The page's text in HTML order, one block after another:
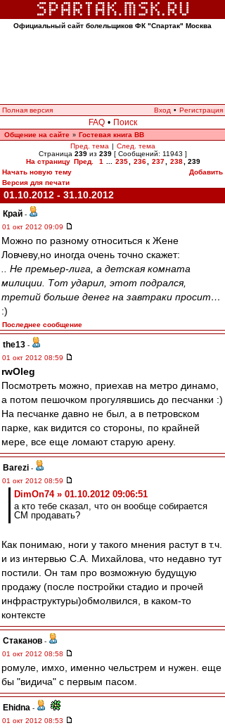
Официальный сайт болельщиков ФК "Спартак" Москва
Полная версия Вход • Регистрация
FAQ • Поиск
Общение на сайте » Гостевая книга ВВ
Пред. тема | След. тема
Страница 239из 239[ Сообщений: 11943 ]
На страницу Пред. 1 235 236 237 238
239
Начать новую тему
Добавить
Версия для печати
01.10.2012 - 31.10.2012
Край -
01 окт 2012 09:09
Можно по разному относиться к Жене
Ловчеву,но иногда очень точно скажет:
.. Не премьер-лига, а детская комната
милиции. Тот ударил, этот подрался,
третий больше денег на завтраки просит…
:)
Последнее сообщение
the13 -
01 окт 2012 08:59
rwOleg
Посмотреть можно, приехав на метро динамо,
а потом пешочком прогулявшись до песчанки :)
На песчанке давно не был, а в петровском
парке, как видится со стороны, по крайней
мере, все еще ломают старую арену.
Barezi -
01 окт 2012 08:59
DimOn74 » 01.10.2012 09:06:51
а кто тебе сказал, что он вообще собирается
СМ продавать?
Как понимаю, ноги у такого мнения растут в т.ч.
и из интервью С.А. Михайлова, что недавно тут
постили. Он там про возможную будущую
продажу (после постройки стадио и прочей
инфраструктуры)обмолвился, в каком-то
контексте
Cтаканов -
01 окт 2012 08:58
ромуле, имхо, именно чельстрем и нужен. еще
бы "видича" с первым пасом.
Ehidna -
01 окт 2012 08:53